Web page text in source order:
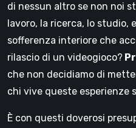
di nessun altro se non noi
lavoro, la ricerca, lo studio,
sofferenza interiore che
rilascio di un videogioco?
che non decidiamo di
chi vive queste esperienze
È con questi doverosi